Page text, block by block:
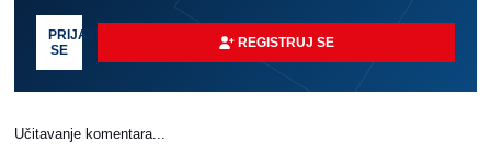
PRIJAVI
SE
REGISTRUJ SE
Učitavanje komentara...